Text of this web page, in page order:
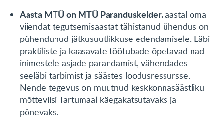
Aasta MTÜ on MTÜ Paranduskelder.aastal oma
viiendat tegutsemisaastat tähistanud ühendus on
pühendunud jätkusuutlikkuse edendamisele. Läbi
praktiliste ja kaasavate töötubade õpetavad nad
inimestele asjade parandamist, vähendades
seeläbi tarbimist ja säästes loodusressursse.
Nende tegevus on muutnud keskkonnasäästliku
mõtteviisi Tartumaal käegakatsutavaks ja
põnevaks.